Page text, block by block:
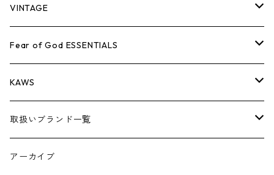
シューズ
小物
コラボレーション
×THE NORTH FACE
×COMME des GARCONS
シーズンアイテム
26SS
BOX LOGOアイテム
バッグ
シューズ
小物
キャップ・ハット
バッグ
シューズ
小物
パンツ
キャップ・ハット
バッグ
シューズ
小物
ジャケット
パンツ
キャップ・ハット
バッグ
シューズ
シャツ
ジャケット
パンツ
キャップ
バッグ
スウェット/ニット
シャツ
ジャケット
パンツ
キャップ・ハット
ロンTEE
スウェット/ニット
シャツ
ジャケット
パンツ
シューズ
AIR JORDAN 1
AIR JORDAN 3
アパレル・小物
VINTAGE
Tシャツ
ロンTEE
スウェット/ニット
ジャケット
Fear of God ESSENTIALS
Tシャツ
ロンTEE
スウェット/ニット
KAWS
アパレル
小物
取扱いブランド一覧
A
アーカイブ